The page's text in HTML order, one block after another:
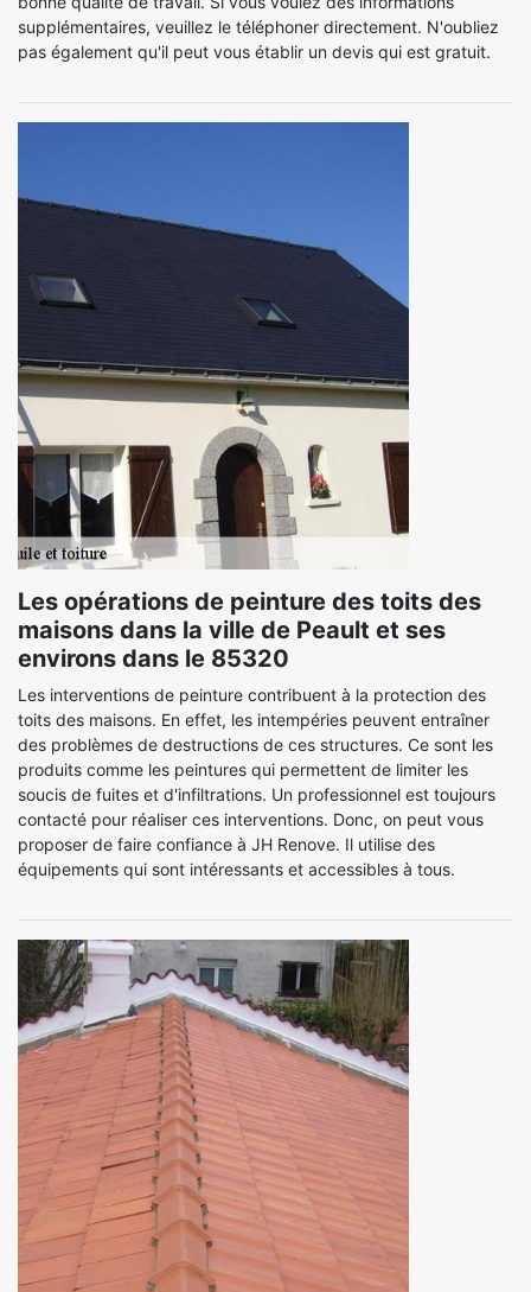
supplémentaires, veuillez le téléphoner directement. N'oubliez
pas également qu'il peut vous établir un devis qui est gratuit.
Les opérations de peinture des toits des
maisons dans la ville de Peault et ses
environs dans le 85320
Les interventions de peinture contribuent à la protection des
toits des maisons. En effet, les intempéries peuvent entraîner
des problèmes de destructions de ces structures. Ce sont les
produits comme les peintures qui permettent de limiter les
soucis de fuites et d'infiltrations. Un professionnel est toujours
contacté pour réaliser ces interventions. Donc, on peut vous
proposer de faire confiance à JH Renove. Il utilise des
équipements qui sont intéressants et accessibles à tous.